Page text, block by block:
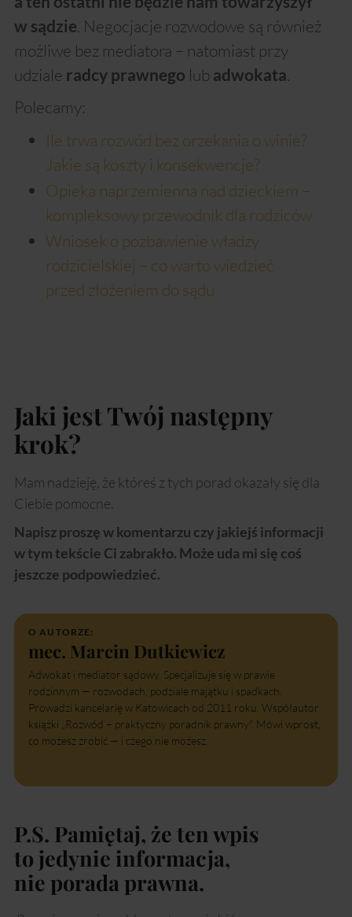
w sądzie. Negocjacje rozwodowe są również
możliwe bez mediatora – natomiast przy
udziale radcy prawnego lub adwokata.
Polecamy:
Ile trwa rozwód bez orzekania o winie?
Jakie są koszty i konsekwencje?
Opieka naprzemienna nad dzieckiem –
kompleksowy przewodnik dla rodziców
Wniosek o pozbawienie władzy
rodzicielskiej – co warto wiedzieć
przed złożeniem do sądu
Jaki jest Twój następny
krok?
Mam nadzieję, że któreś z tych porad okazały się dla
Ciebie pomocne.
Napisz proszę w komentarzu czy jakiejś informacji
w tym tekście Ci zabrakło. Może uda mi się coś
jeszcze podpowiedzieć.
O AUTORZE:
mec. Marcin Dutkiewicz
Adwokat i mediator sądowy. Specjalizuje się w prawie
rodzinnym — rozwodach, podziale majątku i spadkach.
Prowadzi kancelarię w Katowicach od 2011 roku. Współautor
książki „Rozwód – praktyczny poradnik prawny". Mówi wprost,
co możesz zrobić — i czego nie możesz.
P.S. Pamiętaj, że ten wpis
to jedynie informacja,
nie porada prawna.